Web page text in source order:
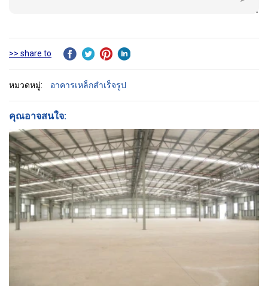
>> share to
หมวดหมู่: อาคารเหล็กสำเร็จรูป
คุณอาจสนใจ: